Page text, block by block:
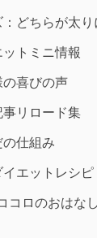
：どちらが太り
ットミニ情報
の喜びの声
事リロード集
の仕組み
イエットレシピ
コロのおはなし